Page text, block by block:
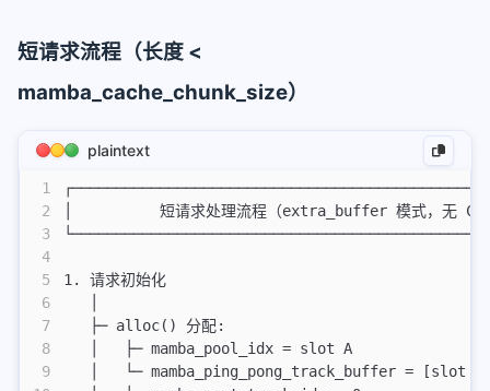
短请求流程（长度 <
mamba_cache_chunk_size）
plaintext
1
2
3
4
5
6
7
8
9
│          短请求处理流程（extra_buffer 模式，
1. 请求初始化
   ├─ alloc() 分配:
   │   ├─ mamba_pool_idx = slot A
│   └─ mamba_ping_pong_track_buffer = [slot